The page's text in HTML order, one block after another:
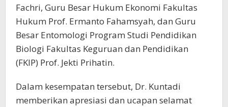
Fachri, Guru Besar Hukum Ekonomi Fakultas
Hukum Prof. Ermanto Fahamsyah, dan Guru
Besar Entomologi Program Studi Pendidikan
Biologi Fakultas Keguruan dan Pendidikan
(FKIP) Prof. Jekti Prihatin.
Dalam kesempatan tersebut, Dr. Kuntadi
memberikan apresiasi dan ucapan selamat